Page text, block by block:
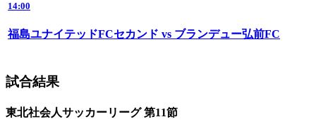
14:00
福島ユナイテッドFCセカンド vs ブランデュー弘前FC
試合結果
東北社会人サッカーリーグ 第11節